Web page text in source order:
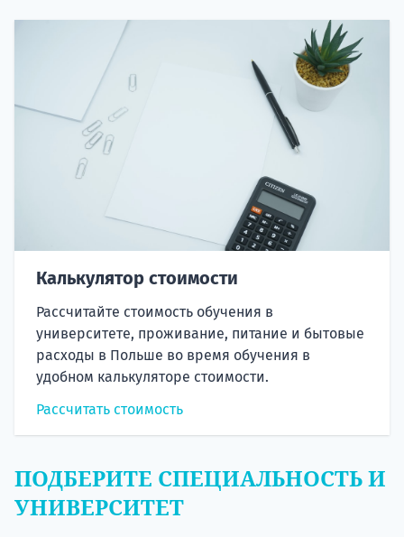
Калькулятор стоимости
Рассчитайте стоимость обучения в
университете, проживание, питание и бытовые
расходы в Польше во время обучения в
удобном калькуляторе стоимости.
Рассчитать стоимость
ПОДБЕРИТЕ СПЕЦИАЛЬНОСТЬ И
УНИВЕРСИТЕТ